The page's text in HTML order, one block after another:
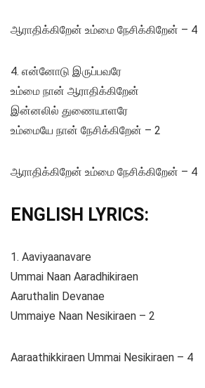
ஆராதிக்கிறேன் உம்மை நேசிக்கிறேன் – 4
4. என்னோடு இருப்பவரே
உம்மை நான் ஆராதிக்கிறேன்
இன்னலில் துணையாளரே
உம்மையே நான் நேசிக்கிறேன் – 2
ஆராதிக்கிறேன் உம்மை நேசிக்கிறேன் – 4
ENGLISH LYRICS:
1. Aaviyaanavare
Ummai Naan Aaradhikiraen
Aaruthalin Devanae
Ummaiye Naan Nesikiraen – 2
Aaraathikkiraen Ummai Nesikiraen – 4